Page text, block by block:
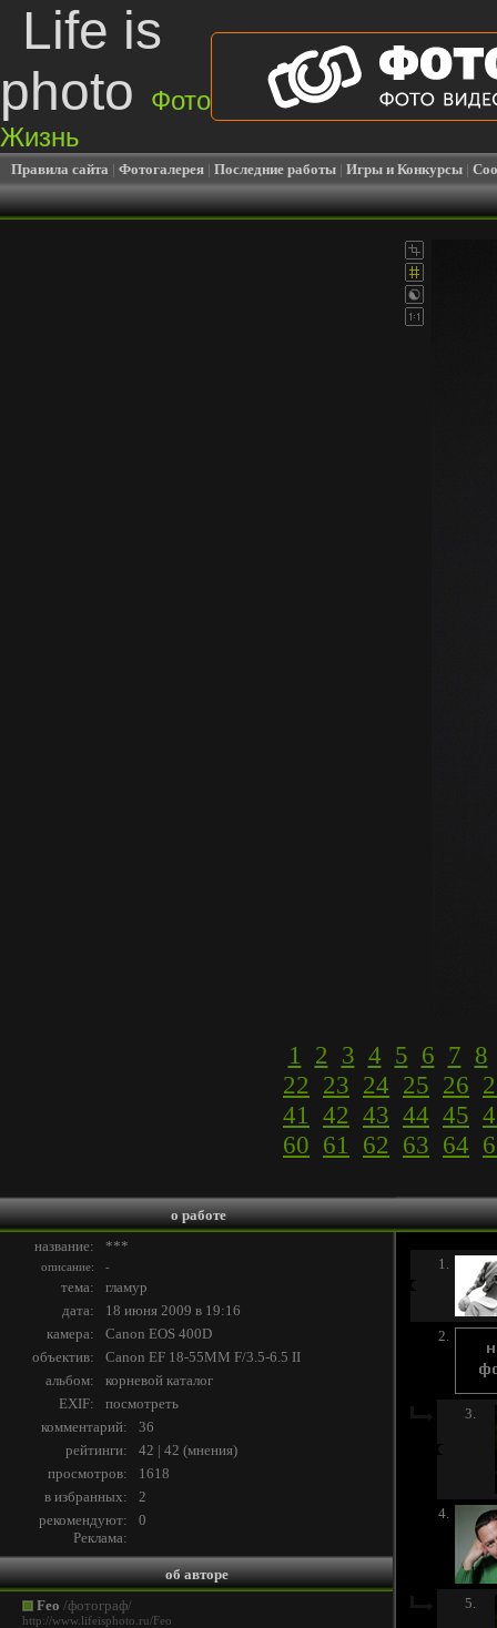
Life is
photo
Фото
Жизнь
Правила сайта | Фотогалерея | Последние работы | Игры и Конкурсы |
1 2 3 4 5 6 7 8
22 23 24 25 26
41
42 43 44 45
60 61 62 63 64
о работе
название:
***
описание: -
тема:
гламур
дата:
18 июня 2009 в 19:16
камера:
Canon EOS 400D
объектив:
Canon EF 18-55MM F/3.5-6.5 II
альбом:
корневой каталог
EXIF:
посмотреть
комментарий:
36
рейтинги:
42 | 42 (мнения)
просмотров:
1618
в избранных:
2
рекомендуют:
0
Реклама:
об авторе
Feo /фотограф/
http://www.lifeisphoto.ru/Feo
1.
2.
3.
4.
5.